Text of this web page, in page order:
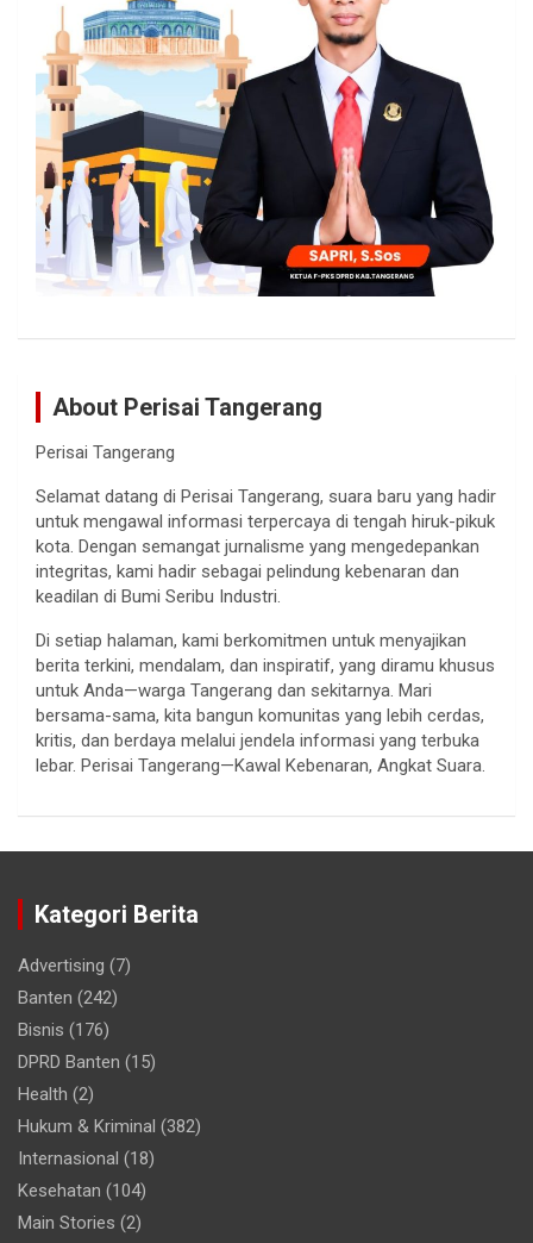
About Perisai Tangerang
Perisai Tangerang
Selamat datang di Perisai Tangerang, suara baru yang hadir
untuk mengawal informasi terpercaya di tengah hiruk-pikuk
kota. Dengan semangat jurnalisme yang mengedepankan
integritas, kami hadir sebagai pelindung kebenaran dan
keadilan di Bumi Seribu Industri.
Di setiap halaman, kami berkomitmen untuk menyajikan
berita terkini, mendalam, dan inspiratif, yang diramu khusus
untuk Anda—warga Tangerang dan sekitarnya. Mari
bersama-sama, kita bangun komunitas yang lebih cerdas,
kritis, dan berdaya melalui jendela informasi yang terbuka
lebar. Perisai Tangerang—Kawal Kebenaran, Angkat Suara.
Kategori Berita
Advertising (7)
Banten (242)
Bisnis (176)
DPRD Banten (15)
Health (2)
Hukum & Kriminal (382)
Internasional (18)
Kesehatan (104)
Main Stories (2)